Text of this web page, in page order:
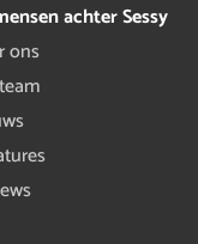
achter Sessy
ons